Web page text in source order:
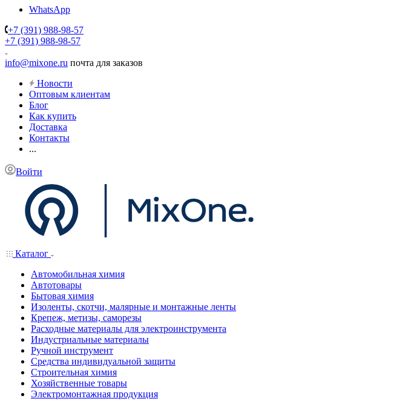
WhatsApp
+7 (391) 988-98-57
+7 (391) 988-98-57
info@mixone.ru почта для заказов
Новости
Оптовым клиентам
Блог
Как купить
Доставка
Контакты
...
Войти
Каталог
Автомобильная химия
Автотовары
Бытовая химия
Изоленты, скотчи, малярные и монтажные ленты
Крепеж, метизы, саморезы
Расходные материалы для электроинструмента
Индустриальные материалы
Ручной инструмент
Средства индивидуальной защиты
Строительная химия
Хозяйственные товары
Электромонтажная продукция